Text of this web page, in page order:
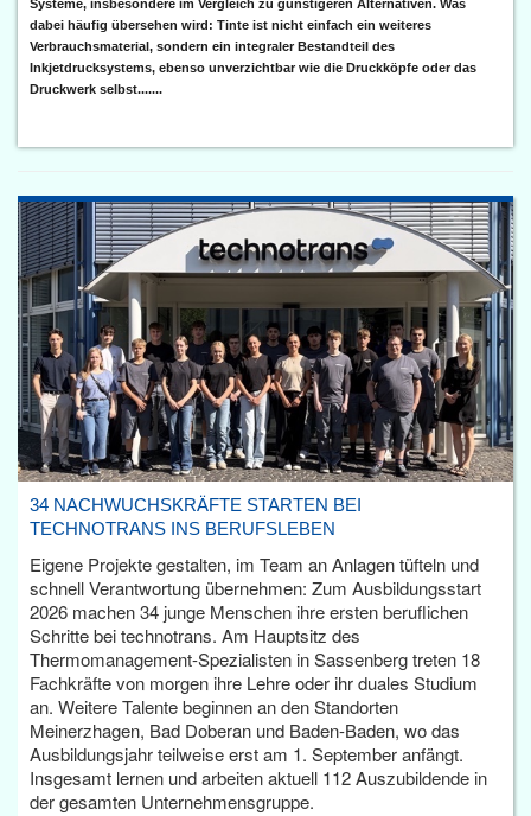
Systeme, insbesondere im Vergleich zu günstigeren Alternativen. Was
dabei häufig übersehen wird: Tinte ist nicht einfach ein weiteres
Verbrauchsmaterial, sondern ein integraler Bestandteil des
Inkjetdrucksystems, ebenso unverzichtbar wie die Druckköpfe oder das
Druckwerk selbst.......
34 NACHWUCHSKRÄFTE STARTEN BEI
TECHNOTRANS INS BERUFSLEBEN
Eigene Projekte gestalten, im Team an Anlagen tüfteln und
schnell Verantwortung übernehmen: Zum Ausbildungsstart
2026 machen 34 junge Menschen ihre ersten beruflichen
Schritte bei technotrans. Am Hauptsitz des
Thermomanagement-Spezialisten in Sassenberg treten 18
Fachkräfte von morgen ihre Lehre oder ihr duales Studium
an. Weitere Talente beginnen an den Standorten
Meinerzhagen, Bad Doberan und Baden-Baden, wo das
Ausbildungsjahr teilweise erst am 1. September anfängt.
Insgesamt lernen und arbeiten aktuell 112 Auszubildende in
der gesamten Unternehmensgruppe.